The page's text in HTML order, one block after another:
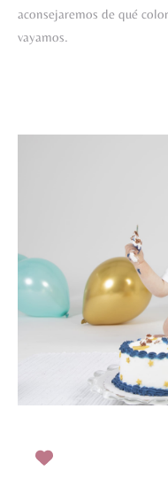
aconsejaremos de qué
vayamos.